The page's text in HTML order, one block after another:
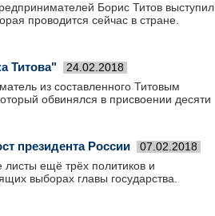
Борис Титов выступил
проводится сейчас в стране.
Титова" 24.02.2018
из составленного Титовым
обвинялся в присвоении десяти
президента России 07.02.2018
ещё трёх политиков и
выборах главы государства.